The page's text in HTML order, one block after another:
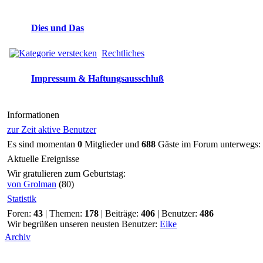
Dies und Das
Rechtliches
Impressum & Haftungsausschluß
Informationen
zur Zeit aktive Benutzer
Es sind momentan 0 Mitglieder und 688 Gäste im Forum unterwegs:
Aktuelle Ereignisse
Wir gratulieren zum Geburtstag:
von Grolman (80)
Statistik
Foren: 43 | Themen: 178 | Beiträge: 406 | Benutzer: 486
Wir begrüßen unseren neusten Benutzer: Eike
Archiv